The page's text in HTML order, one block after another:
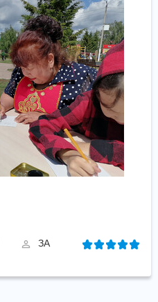
ЗА